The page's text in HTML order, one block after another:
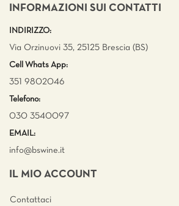
INFORMAZIONI SUI CONTATTI
INDIRIZZO:
Via Orzinuovi 35, 25125 Brescia (BS)
Cell Whats App:
351 9802046
Telefono:
030 3540097
EMAIL:
info@bswine.it
IL MIO ACCOUNT
Contattaci